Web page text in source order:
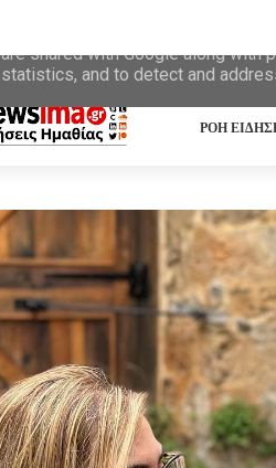
ΡΟΗ
are shared with Google along with
statistics, and to detect and